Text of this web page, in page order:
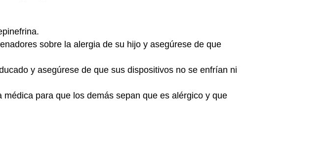
sobre la alergia de su hijo y asegúrese de que
y asegúrese de que sus dispositivos no se enfrían ni
para que los demás sepan que es alérgico y que